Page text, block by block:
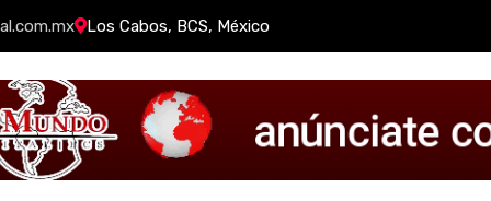
Los Cabos, BCS, México